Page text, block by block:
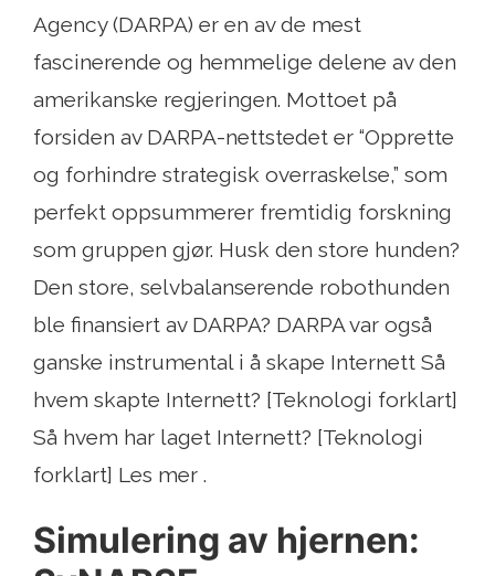
Agency (DARPA) er en av de mest
fascinerende og hemmelige delene av den
amerikanske regjeringen. Mottoet på
forsiden av DARPA-nettstedet er “Opprette
og forhindre strategisk overraskelse,” som
perfekt oppsummerer fremtidig forskning
som gruppen gjør. Husk den store hunden?
Den store, selvbalanserende robothunden
ble finansiert av DARPA? DARPA var også
ganske instrumental i å skape Internett Så
hvem skapte Internett? [Teknologi forklart]
Så hvem har laget Internett? [Teknologi
forklart] Les mer .
Simulering av hjernen: